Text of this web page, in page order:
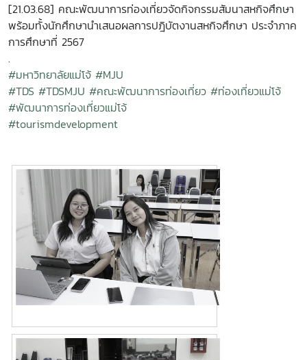
[21.03.68] คณะพัฒนาการท่องเที่ยวจัดกิจกรรมสัมนาสหกิจศึกษา
พร้อมทั้งนักศึกษานำเสนอผลการปฎิบัตงานสหกิจศึกษา ประจำภาค
การศึกษาที่ 2567
.
#มหาวิทยาลัยแม่โจ้ #MJU
#TDS #TDSMJU #คณะพัฒนาการท่องเที่ยว #ท่องเที่ยวแม่โจ้
#พัฒนาการท่องเที่ยวแม่โจ้
#tourismdevelopment